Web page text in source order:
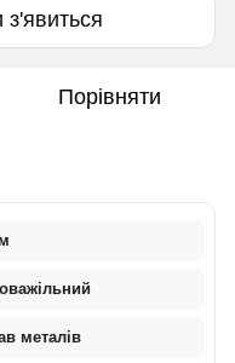
Порівняти
металів